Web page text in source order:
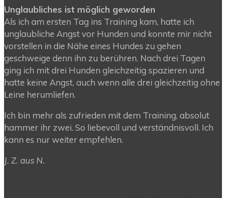
Unglaubliches ist möglich geworden
Als ich am ersten Tag ins Training kam, hatte ich
unglaubliche Angst vor Hunden und konnte mir nicht
vorstellen in die Nähe eines Hundes zu gehen
geschweige denn ihn zu berühren. Nach drei Tagen
ging ich mit drei Hunden gleichzeitig spazieren und
hatte keine Angst, auch wenn alle drei gleichzeitig ohne
Leine herumliefen.
Ich bin mehr als zufrieden mit dem Training, absolut
hammer ihr zwei. So liebevoll und verständnisvoll. Ich
kann es nur weiter empfehlen.
J. Z. aus N.